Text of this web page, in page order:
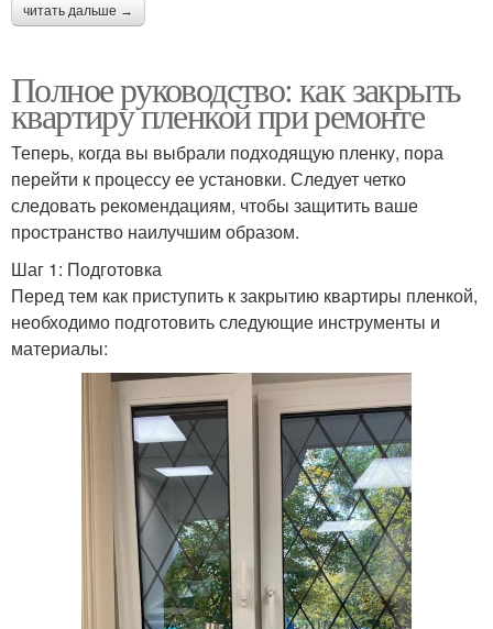
читать дальше →
Полное руководство: как закрыть
квартиру пленкой при ремонте
Теперь, когда вы выбрали подходящую пленку, пора
перейти к процессу ее установки. Следует четко
следовать рекомендациям, чтобы защитить ваше
пространство наилучшим образом.
Шаг 1: Подготовка
Перед тем как приступить к закрытию квартиры пленкой,
необходимо подготовить следующие инструменты и
материалы: